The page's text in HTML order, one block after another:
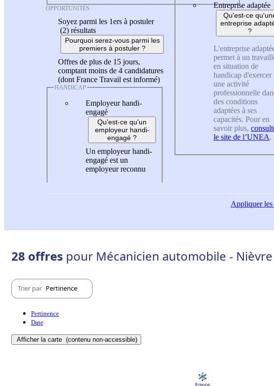
OPPORTUNITÉS
Soyez parmi les 1ers à postuler
(2) résultats
Pourquoi serez-vous parmi les
premiers à postuler ?
Offres de plus de 15 jours,
comptant moins de 4 candidatures
(dont France Travail est informé)
HANDICAP
Employeur handi-
engagé
Qu'est-ce qu'un
employeur handi-
engagé ?
Un employeur handi-
engagé est un
employeur reconnu
Entreprise adaptée
Qu'est-ce
entreprise
?
L'entreprise
permet à un
en situation de
handicap d'exercer
une activité
professionnelle
des conditions
adaptées à ses
capacités. Pour en
savoir plus,
le site de l’UNEA.
Appliquerles
28 offres pour Mécanicien automobile - Nièvre
Trier par Pertinence
Pertinence
Date
Afficher la carte (contenu non-accessible)